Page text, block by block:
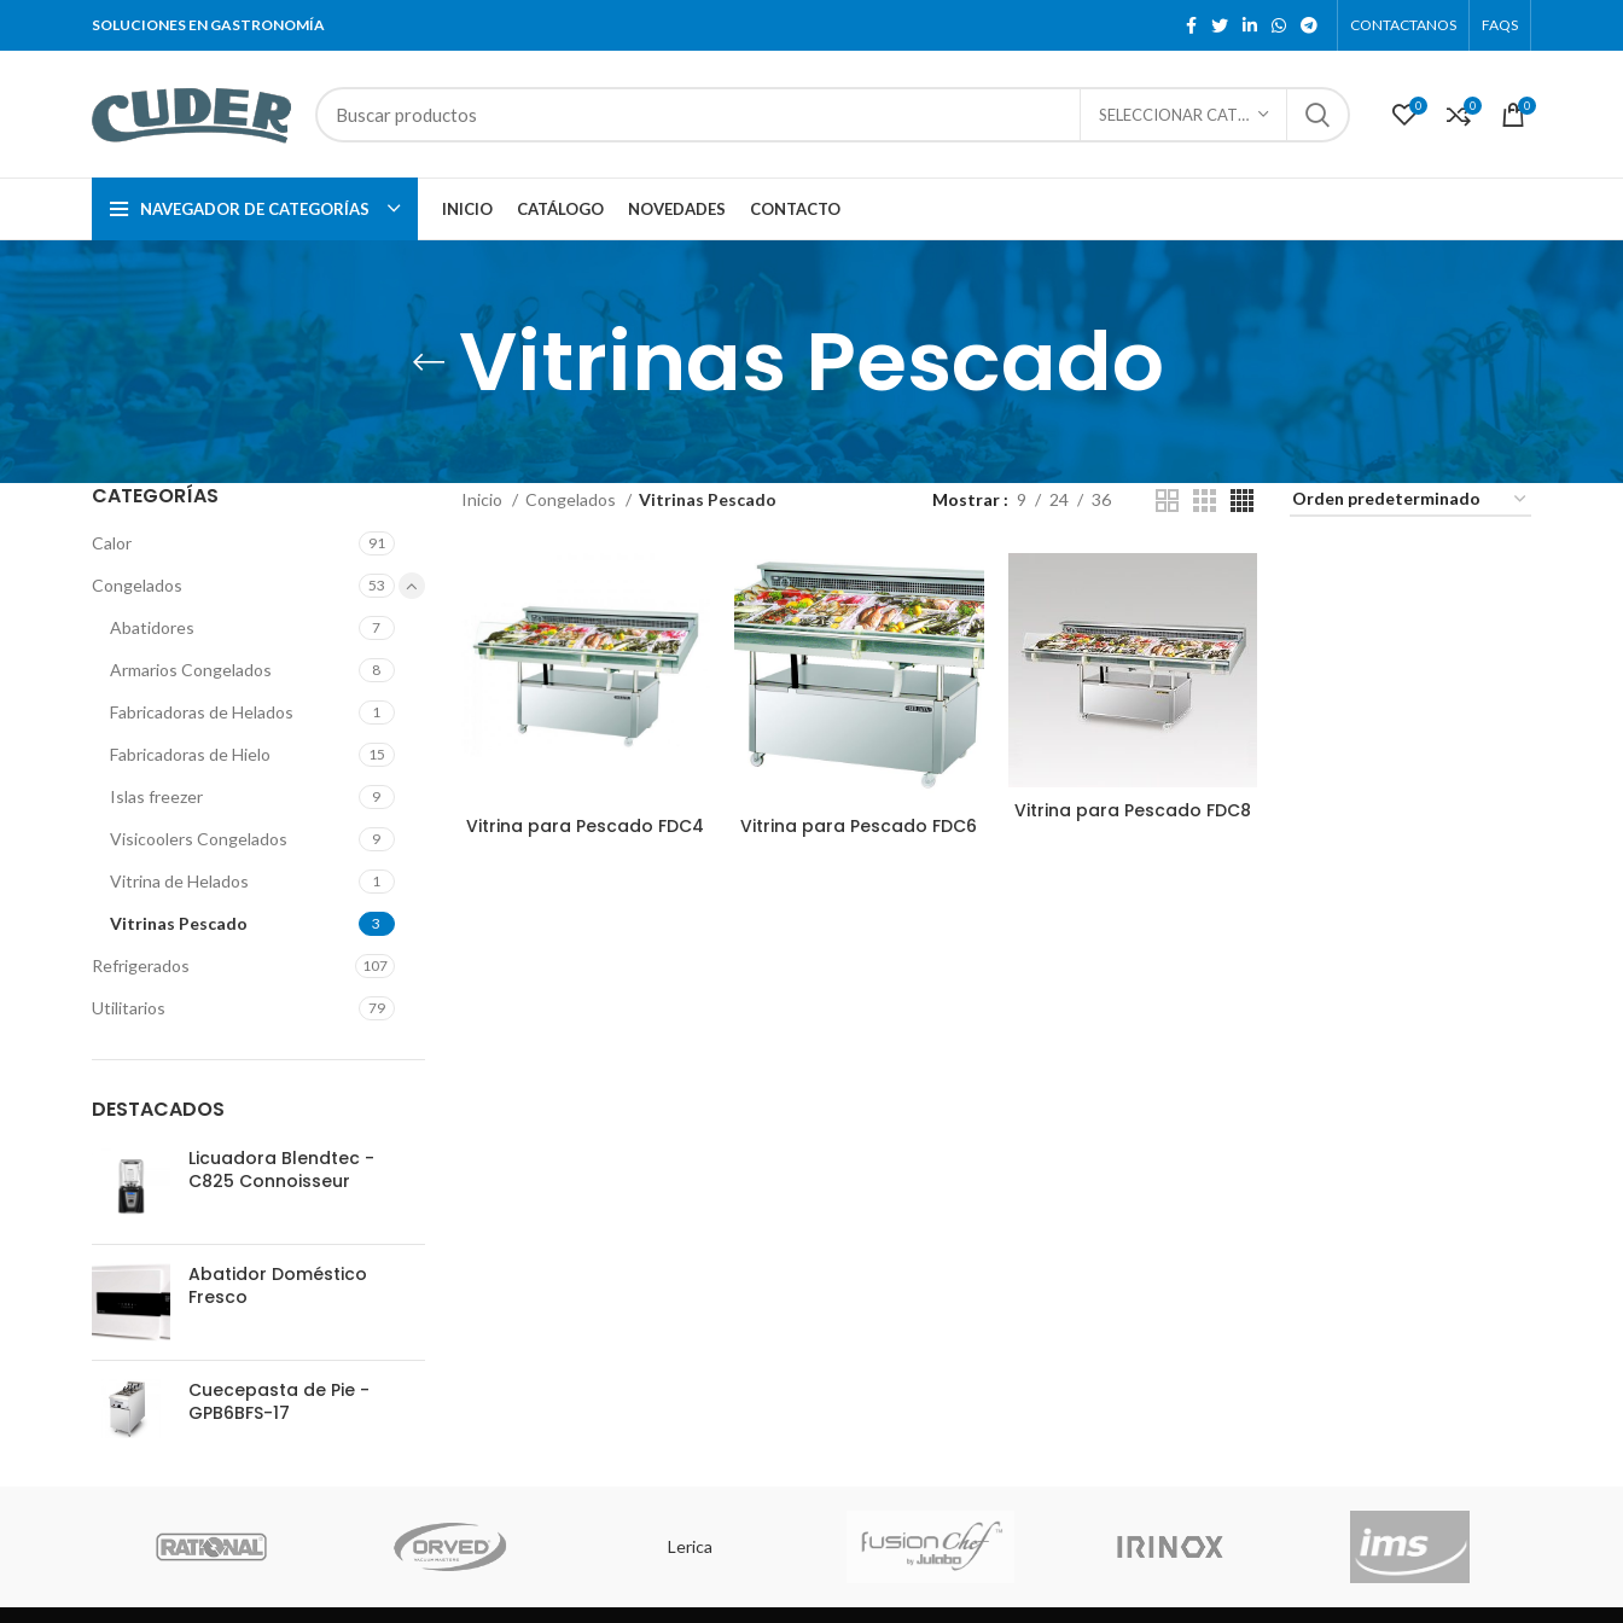
SOLUCIONES EN GASTRONOMÍA CONTACTANOS FAQS
SELECCIONAR CATEGORÍA 0 0 0
NAVEGADOR DE CATEGORÍAS INICIO CATÁLOGO NOVEDADES CONTACTO
Vitrinas Pescado
CATEGORÍAS
Calor 91
Congelados 53
Abatidores 7
Armarios Congelados 8
Fabricadoras de Helados 1
Fabricadoras de Hielo 15
Islas freezer 9
Visicoolers Congelados 9
Vitrina de Helados 1
Vitrinas Pescado 3
Refrigerados 107
Utilitarios 79
DESTACADOS
Licuadora Blendtec -
C825 Connoisseur
Abatidor Doméstico
Fresco
Cuecepasta de Pie -
GPB6BFS-17
Inicio Congelados Vitrinas Pescado Mostrar 9 24 36
Vitrina para Pescado FDC4 Vitrina para Pescado FDC6
Vitrina para Pescado FDC8
Lerica